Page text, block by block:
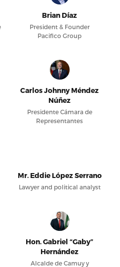
Brian Díaz
President & Founder
Pacifico Group
Carlos Johnny Méndez
Núñez
Presidente Cámara de
Representantes
Mr. Eddie López Serrano
Lawyer and political analyst
Hon. Gabriel “Gaby”
Hernández
Alcalde de Camuy y